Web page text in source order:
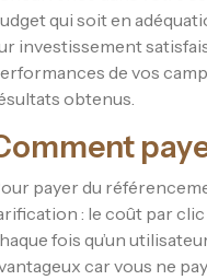
qui soit en
investissement
de vos
obtenus.
payer du
: le coût par clic
fois qu’un
car vous ne